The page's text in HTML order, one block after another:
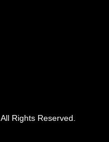
All Rights Reserved.